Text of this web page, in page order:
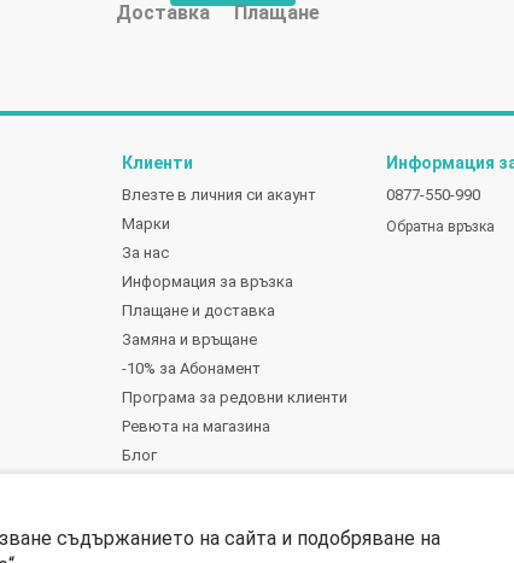
съдържанието на сайта и подобряване на
Доставка Плащане
Клиенти
Влезте в личния си акаунт
Марки
За нас
Информация за връзка
Плащане и доставка
Замяна и връщане
-10% за Абонамент
Програма за редовни клиенти
Ревюта на магазина
Блог
Информация
0877-550-990
Обратна връзка